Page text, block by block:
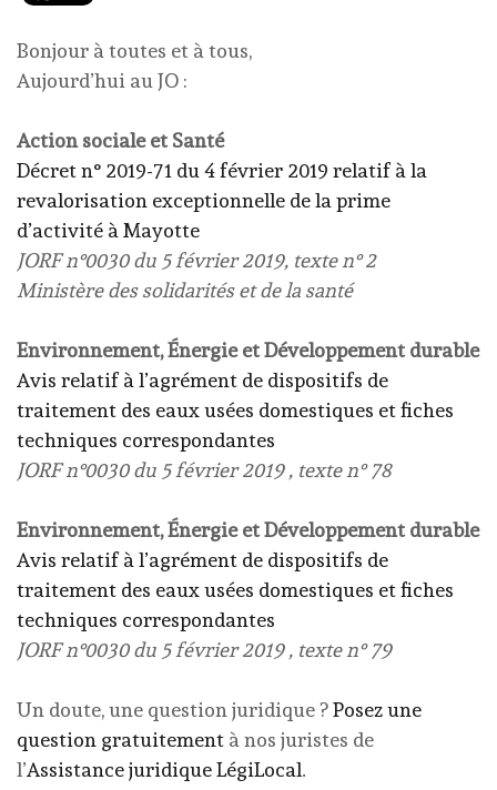
Bonjour à toutes et à tous,
Aujourd’hui au JO :
Action sociale et Santé
Décret n° 2019-71 du 4 février 2019 relatif à la
revalorisation exceptionnelle de la prime
d’activité à Mayotte
JORF n°0030 du 5 février 2019, texte n° 2
Ministère des solidarités et de la santé
Environnement, Énergie et Développement durable
Avis relatif à l’agrément de dispositifs de
traitement des eaux usées domestiques et fiches
techniques correspondantes
JORF n°0030 du 5 février 2019 , texte n° 78
Environnement, Énergie et Développement durable
Avis relatif à l’agrément de dispositifs de
traitement des eaux usées domestiques et fiches
techniques correspondantes
JORF n°0030 du 5 février 2019 , texte n° 79
Un doute, une question juridique ?Posez une
question gratuitement à nos juristes de
l’Assistance juridique LégiLocal.